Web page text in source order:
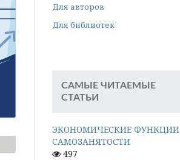
Для авторов
Для библиотек
САМЫЕ ЧИТАЕМЫЕ
СТАТЬИ
ЭКОНОМИЧЕСКИЕ ФУНКЦИИ
САМОЗАНЯТОСТИ
497